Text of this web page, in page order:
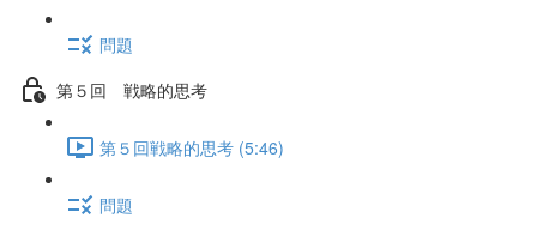
問題
第５回 戦略的思考
第５回戦略的思考 (5:46)
問題